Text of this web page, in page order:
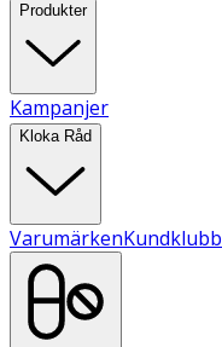
Produkter
Kampanjer
Kloka Råd
VarumärkenKundklubb